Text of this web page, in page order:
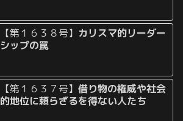
【第１６３８号】 カリスマ的リーダー
シップの罠
【第１６３７号】借り物の権威や社会
的地位に頼らざるを得ない人たち